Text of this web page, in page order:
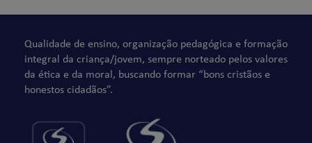
Qualidade de ensino, organização pedagógica e formação
integral da criança/jovem, sempre norteado pelos valores
da ética e da moral, buscando formar “bons cristãos e
honestos cidadãos”.